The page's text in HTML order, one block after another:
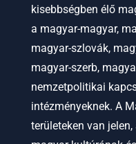
kisebbségben élő
a magyar-magyar,
magyar-szlovák,
magyar-szerb,
nemzetpolitikai
intézményeknek. A
területeken van